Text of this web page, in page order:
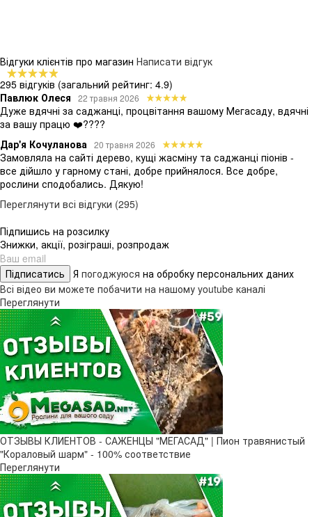
Відгуки клієнтів про магазин Написати відгук
295 відгуків (загальний рейтинг: 4.9)
Павлюк Олеся
22 травня 2026
Дуже вдячні за саджанці, процвітання вашому Мегасаду, вдячні
за вашу працю ❤️????
Дар'я Кочуланова
20 травня 2026
Замовляла на сайті дерево, кущі жасміну та саджанці піонів -
все дійшло у гарному стані, добре прийнялося. Все добре,
рослини сподобались. Дякую!
Переглянути всі відгуки (295)
Підпишись на розсилку
Знижки, акції, розіграші, розпродаж
Підписатись Я погоджуюся на обробку персональних даних
Всі відео ви можете побачити на нашому youtube каналі
Переглянути
ОТЗЫВЫ КЛИЕНТОВ - САЖЕНЦЫ "МЕГАСАД" | Пион травянистый
"Кораловый шарм" - 100% соответствие
Переглянути